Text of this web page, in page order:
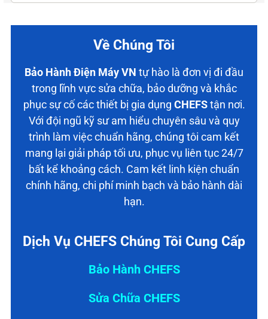
Về Chúng Tôi
Bảo Hành Điện Máy VN tự hào là đơn vị đi đầu
trong lĩnh vực sửa chữa, bảo dưỡng và khắc
phục sự cố các thiết bị gia dụng CHEFStận nơi.
Với đội ngũ kỹ sư am hiểu chuyên sâu và quy
trình làm việc chuẩn hãng, chúng tôi cam kết
mang lại giải pháp tối ưu, phục vụ liên tục 24/7
bất kể khoảng cách. Cam kết linh kiện chuẩn
chính hãng, chi phí minh bạch và bảo hành dài
hạn.
Dịch Vụ CHEFS Chúng Tôi Cung Cấp
Bảo Hành CHEFS
Sửa Chữa CHEFS